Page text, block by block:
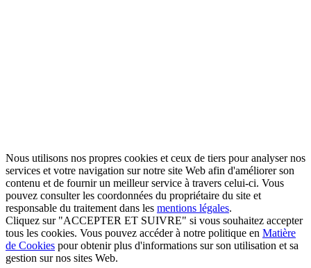
Nous utilisons nos propres cookies et ceux de tiers pour analyser nos
services et votre navigation sur notre site Web afin d'améliorer son
contenu et de fournir un meilleur service à travers celui-ci. Vous
pouvez consulter les coordonnées du propriétaire du site et
responsable du traitement dans les mentions légales.
Cliquez sur "ACCEPTER ET SUIVRE" si vous souhaitez accepter
tous les cookies. Vous pouvez accéder à notre politique en Matière
de Cookies pour obtenir plus d'informations sur son utilisation et sa
gestion sur nos sites Web.